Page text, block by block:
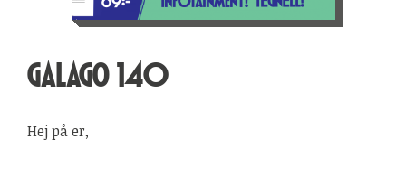
GALAGO 140
Hej på er,